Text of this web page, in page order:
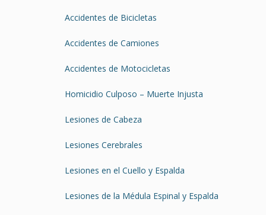
Accidentes de Bicicletas
Accidentes de Camiones
Accidentes de Motocicletas
Homicidio Culposo – Muerte Injusta
Lesiones de Cabeza
Lesiones Cerebrales
Lesiones en el Cuello y Espalda
Lesiones de la Médula Espinal y Espalda